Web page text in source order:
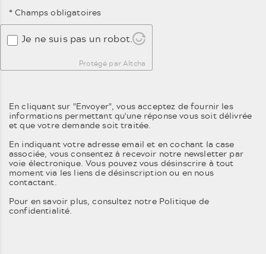
* Champs obligatoires
Je ne suis pas un robot.
Protégé par Altcha
En cliquant sur "Envoyer", vous acceptez de fournir les
informations permettant qu'une réponse vous soit délivrée
et que votre demande soit traitée.
En indiquant votre adresse email et en cochant la case
associée, vous consentez à recevoir notre newsletter par
voie électronique. Vous pouvez vous désinscrire à tout
moment via les liens de désinscription ou en nous
contactant.
Pour en savoir plus, consultez notre Politique de
confidentialité.